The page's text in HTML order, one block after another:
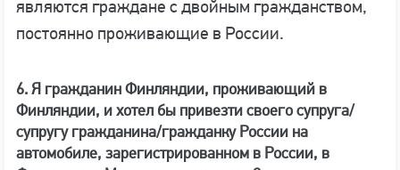
являются граждане с двойным гражданством,
постоянно проживающие в России.
6. Я гражданин Финляндии, проживающий в
Финляндии, и хотел бы привезти своего супруга/
супругу гражданина/гражданку России на
автомобиле, зарегистрированном в России, в